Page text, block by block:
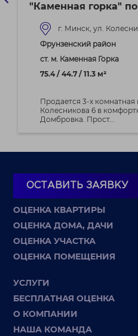
"Каменная горка"
г. Минск, ул.
Фрунзенский район
ст. м. Каменная Горка
75.4 / 44.7 / 11.3 м²
Продается 3-х комнатная
Колесникова 6 в
Домбровка. Прост...
ОСТАВИТЬ ЗАЯВКУ
ОЦЕНКА КВАРТИРЫ
ОЦЕНКА ДОМА, ДАЧИ
ОЦЕНКА УЧАСТКА
ОЦЕНКА ПОМЕЩЕНИЯ
УСЛУГИ
БЕСПЛАТНАЯ ОЦЕНКА
О КОМПАНИИ
НАША КОМАНДА